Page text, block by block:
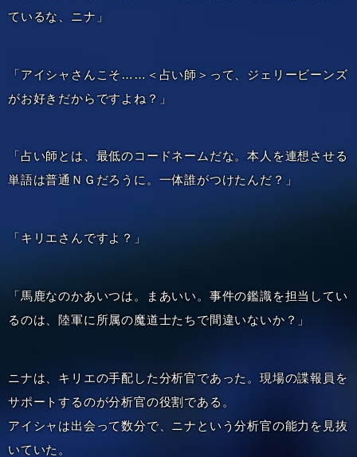
ているな、ニナ」
「アイシャさんこそ……＜占い師＞って、ジェリービーンズ
がお好きだからですよね？」
「占い師とは、最低のコードネームだな。本人を連想させる
単語は普通ＮＧだろうに。一体誰がつけたんだ？」
「キリエさんですよ？」
「馬鹿なのかあいつは。まあいい。事件の鑑識を担当してい
るのは、陸軍に所属の魔道士たちで間違いないか？」
ニナは、キリエの手配した分析官であった。現場の諜報員を
サポートするのが分析官の役割である。
アイシャは出会って数分で、ニナという分析官の能力を見抜
いていた。